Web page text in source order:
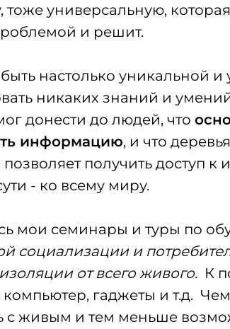
тоже универсальную,
и решит.
настолько уникальной и
никаких знаний и
донести до людей, что
информацию, и что
позволяет получить доступ
- ко всему миру.
мои семинары и туры по
социализации и
от всего живого. К
компьютер, гаджеты и т.д.
с живым и тем меньше